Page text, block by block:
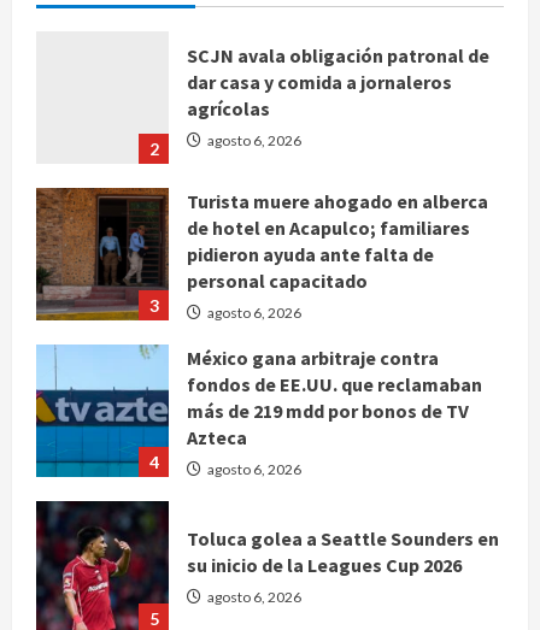
dar casa y comida a jornaleros
agrícolas
agosto 6, 2026
3
de hotel en Acapulco; familiares
pidieron ayuda ante falta de
personal capacitado
agosto 6, 2026
4
México gana arbitraje contra
fondos de EE.UU. que reclamaban
más de 219 mdd por bonos de TV
Azteca
agosto 6, 2026
5
su inicio de la Leagues Cup 2026
agosto 6, 2026